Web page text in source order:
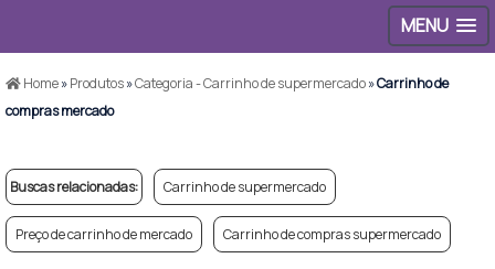
MENU
Home»Produtos»Categoria - Carrinho de supermercado»Carrinho de
compras mercado
Buscas relacionadas: Carrinho de supermercado
Preço de carrinho de mercado Carrinho de compras supermercado